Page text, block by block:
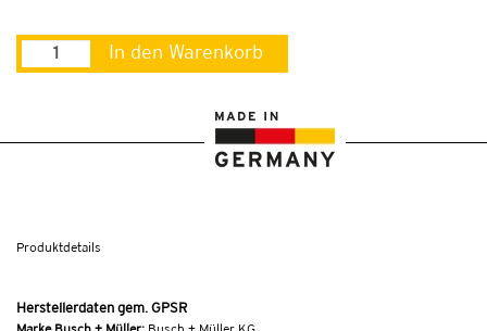
In den Warenkorb
Produktdetails
Herstellerdaten gem. GPSR